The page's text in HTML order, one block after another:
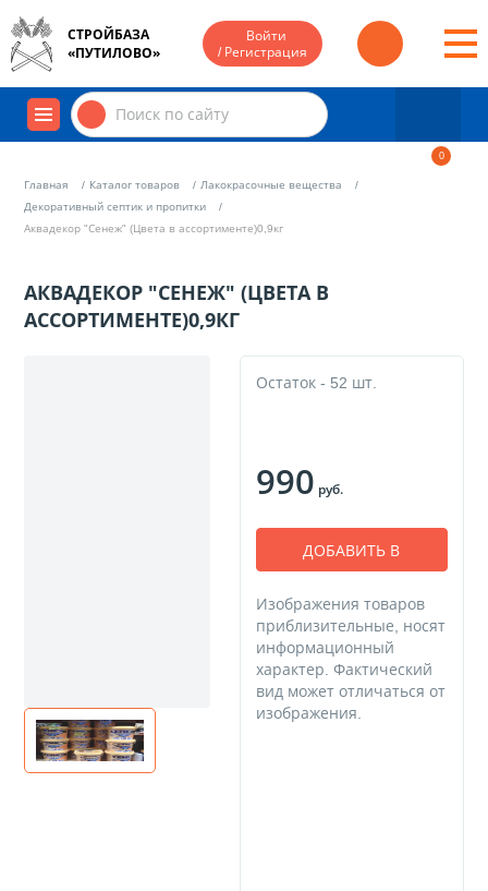
СТРОЙБАЗА
«ПУТИЛОВО»
Войти
/ Регистрация
0
Главная Каталог товаров
Лакокрасочные вещества
Декоративный септик и пропитки
Аквадекор "Сенеж" (Цвета в ассортименте)0,9кг
АКВАДЕКОР "СЕНЕЖ" (ЦВЕТА В
АССОРТИМЕНТЕ)0,9КГ
Остаток - 52 шт.
990 руб.
ДОБАВИТЬ В
Изображения товаров
приблизительные, носят
информационный
характер. Фактический
вид может отличаться от
изображения.